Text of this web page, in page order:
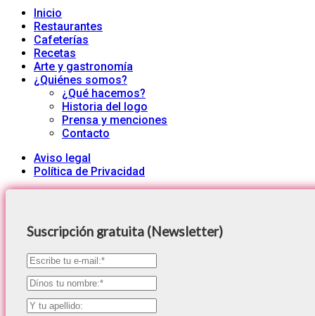
Inicio
Restaurantes
Cafeterías
Recetas
Arte y gastronomía
¿Quiénes somos?
¿Qué hacemos?
Historia del logo
Prensa y menciones
Contacto
Aviso legal
Política de Privacidad
Suscripción gratuita (Newsletter)